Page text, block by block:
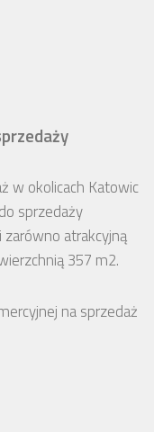
w okolicach Katowic
sprzedaży
atrakcyjną
357 m2.